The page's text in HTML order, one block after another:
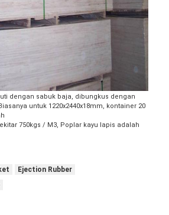
dengan sabuk baja, dibungkus dengan
untuk 1220x2440x18mm, kontainer 20
750kgs / M3, Poplar kayu lapis adalah
Ejection Rubber